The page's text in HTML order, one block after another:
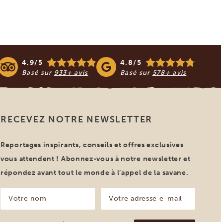
4.9/5
Basé sur 933+ avis
4.8/5
Basé sur 578+ avis
RECEVEZ NOTRE NEWSLETTER
Reportages inspirants, conseils et offres exclusives
vous attendent ! Abonnez-vous à notre newsletter et
répondez avant tout le monde à l’appel de la savane.
nom
(Nécessaire)
adresse
e-